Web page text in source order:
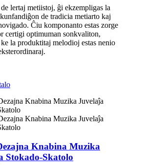
lertaj metiistoj, ĝi ekzempligas la
de tradicia metiarto kaj
Ĉiu komponanto estas zorge
certigi optimuman sonkvaliton,
la produktitaj melodioj estas nenio
Knabina Muzika
Stokado-Skatolo